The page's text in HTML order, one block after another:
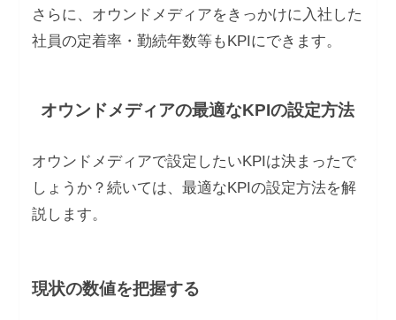
さらに、オウンドメディアをきっかけに入社した
社員の定着率・勤続年数等もKPIにできます。
オウンドメディアの最適なKPIの設定方法
オウンドメディアで設定したいKPIは決まったで
しょうか？続いては、最適なKPIの設定方法を解
説します。
現状の数値を把握する